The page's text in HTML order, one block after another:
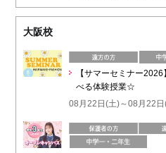
大阪校
【サマーセミナー
べる体験授業☆
08月22日(土)～08月22日